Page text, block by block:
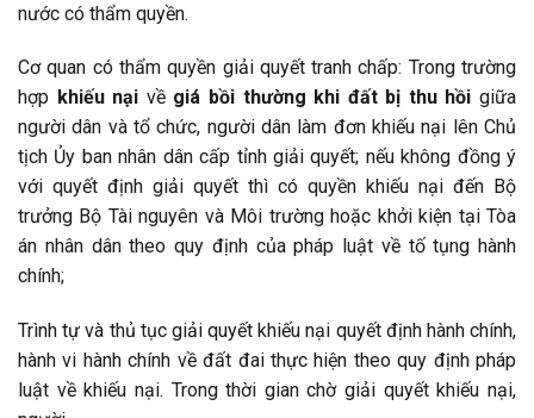
nước có thẩm quyền.
Cơ quan có thẩm quyền giải quyết tranh chấp: Trong trường
hợp khiếu nại về giá bồi thường khi đất bị thu hồi giữa
người dân và tổ chức, người dân làm đơn khiếu nại lên Chủ
tịch Ủy ban nhân dân cấp tỉnh giải quyết; nếu không đồng ý
với quyết định giải quyết thì có quyền khiếu nại đến Bộ
trưởng Bộ Tài nguyên và Môi trường hoặc khởi kiện tại Tòa
án nhân dân theo quy định của pháp luật về tố tụng hành
chính;
Trình tự và thủ tục giải quyết khiếu nại quyết định hành chính,
hành vi hành chính về đất đai thực hiện theo quy định pháp
luật về khiếu nại. Trong thời gian chờ giải quyết khiếu nại,